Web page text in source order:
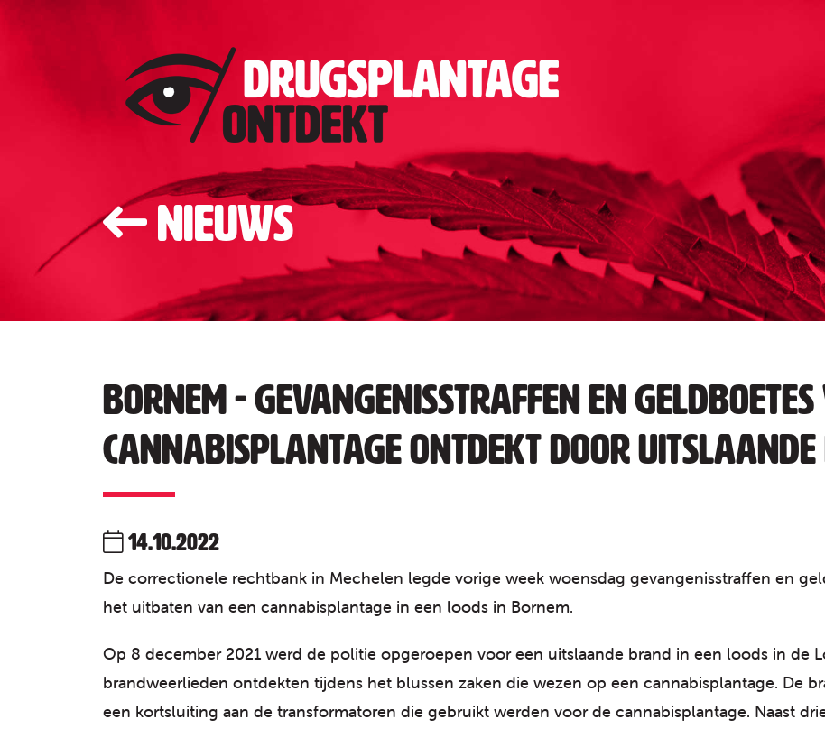
Nieuws
Bornem - Gevangenisstraffen en
cannabisplantage ontdekt door
14.10.2022
De correctionele rechtbank in Mechelen legde vorige week woensdag gevangenisstraffen en
het uitbaten van een cannabisplantage in een loods in Bornem.
Op 8 december 2021 werd de politie opgeroepen voor een uitslaande brand in een loods in de
brandweerlieden ontdekten tijdens het blussen zaken die wezen op een cannabisplantage. De
een kortsluiting aan de transformatoren die gebruikt werden voor de cannabisplantage. Naast